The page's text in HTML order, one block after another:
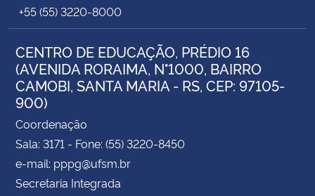
Banco Central do Brasil
Planalto
+55 (55) 3220-8000
CENTRO DE EDUCAÇÃO, PRÉDIO 16
(AVENIDA RORAIMA, N°1000, BAIRRO
CAMOBI, SANTA MARIA - RS, CEP: 97105-
900)
Coordenação
Sala: 3171 - Fone: (55) 3220-8450
e-mail: pppg@ufsm.br
Secretaria Integrada